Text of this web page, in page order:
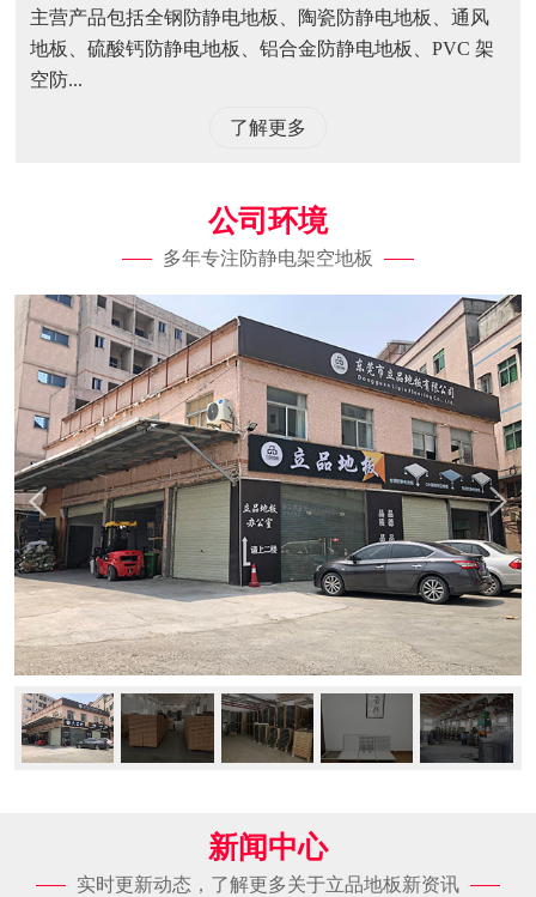
主营产品包括全钢防静电地板、陶瓷防静电地板、通风
地板、硫酸钙防静电地板、铝合金防静电地板、PVC 架
空防...
了解更多
公司环境
多年专注防静电架空地板
新闻中心
实时更新动态，了解更多关于立品地板新资讯